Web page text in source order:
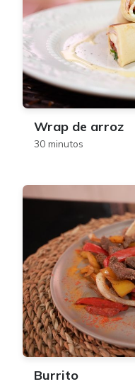
Wrap de arroz
30 minutos
Burrito